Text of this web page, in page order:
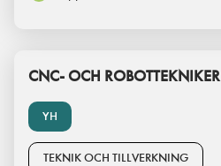
YH
CNC- OCH ROBOTTEKNIKER
TEKNIK OCH TILLVERKNING